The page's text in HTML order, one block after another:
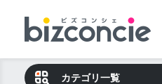
カテゴリ一覧